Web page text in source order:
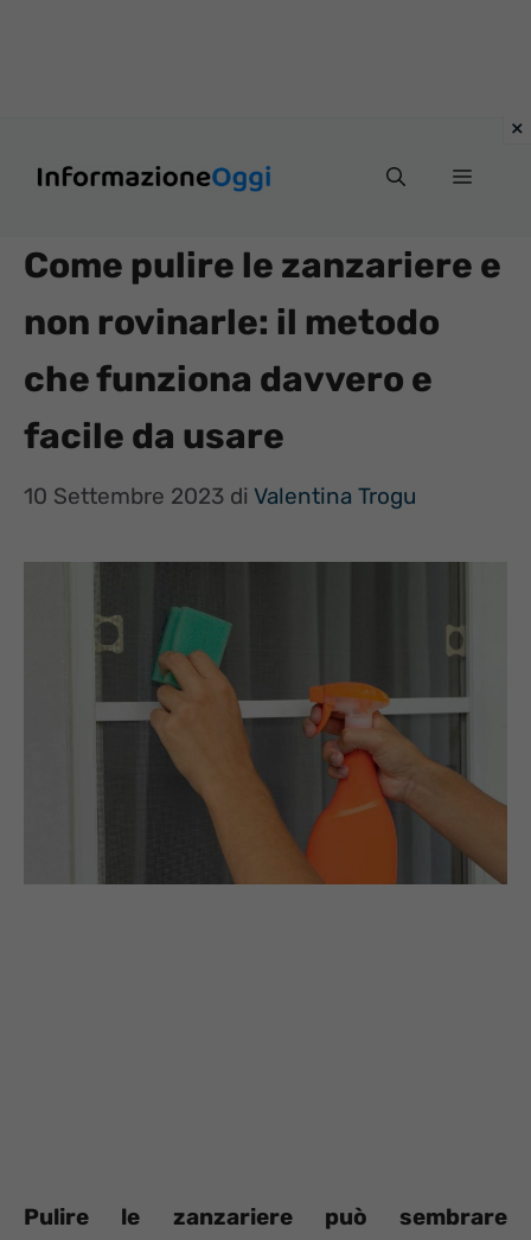
Menu
Come pulire le zanzariere e
non rovinarle: il metodo
che funziona davvero e
facile da usare
10 Settembre 2023 di Valentina Trogu
Pulire le zanzariere può sembrare